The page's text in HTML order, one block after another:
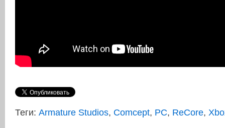
Теги: Armature Studios, Comcept, PC, ReCore,